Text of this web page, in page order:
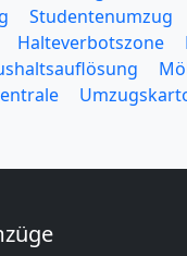
Studentenumzug
Halteverbotszone